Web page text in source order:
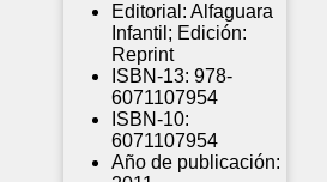
Editorial: Alfaguara
Infantil; Edición:
Reprint
ISBN-13: 978-
6071107954
ISBN-10:
6071107954
Año de publicación: